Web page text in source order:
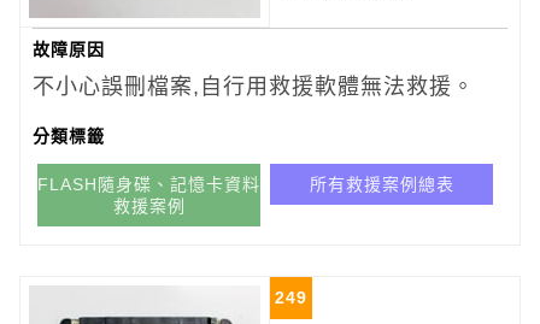
故障原因
不小心誤刪檔案,自行用救援軟體無法救援。
分類標籤
FLASH隨身碟、記憶卡資料
救援案例
所有救援案例總表
249